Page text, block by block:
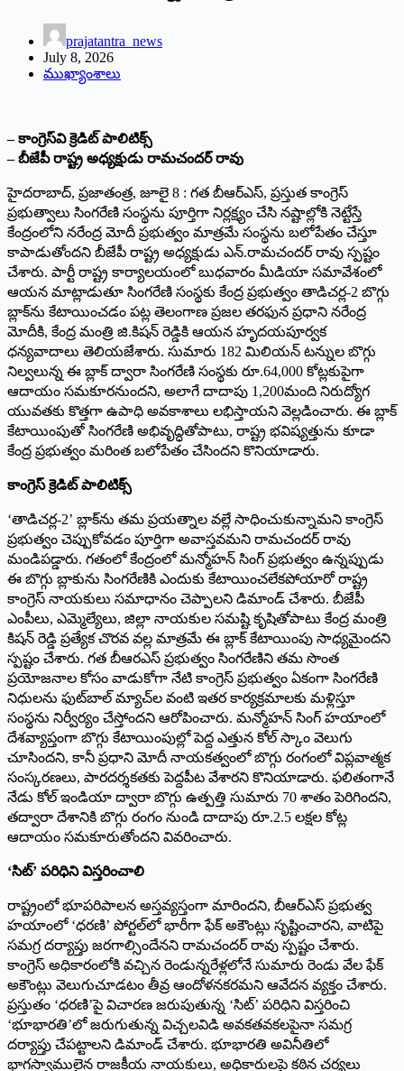
prajatantra_news
July 8, 2026
ముఖ్యాంశాలు
– కాంగ్రెస్‌వి క్రెడిట్ పాలిటిక్స్
– బీజేపీ రాష్ట్ర అధ్యక్షుడు రామచందర్ రావు
హైదరాబాద్, ప్రజాతంత్ర, జూలై 8 : గత బీఆర్ఎస్, ప్రస్తుత కాంగ్రెస్
ప్రభుత్వాలు సింగరేణి సంస్థను పూర్తిగా నిర్లక్ష్యం చేసి నష్టాల్లోకి నెట్టేస్తే
కేంద్రంలోని నరేంద్ర మోదీ ప్రభుత్వం మాత్రమే సంస్థను బలోపేతం చేస్తూ
కాపాడుతోందని బీజేపీ రాష్ట్ర అధ్యక్షుడు ఎన్.రామచందర్ రావు స్పష్టం
చేశారు. పార్టీ రాష్ట్ర కార్యాలయంలో బుధవారం మీడియా సమావేశంలో
ఆయన మాట్లాడుతూ సింగరేణి సంస్థకు కేంద్ర ప్రభుత్వం తాడిచర్ల-2 బొగ్గు
బ్లాక్‌ను కేటాయించడం పట్ల తెలంగాణ ప్రజల తరఫున ప్రధాని నరేంద్ర
మోదీకి, కేంద్ర మంత్రి జి.కిషన్ రెడ్డికి ఆయన హృదయపూర్వక
ధన్యవాదాలు తెలియజేశారు. సుమారు 182 మిలియన్ టన్నుల బొగ్గు
నిల్వలున్న ఈ బ్లాక్ ద్వారా సింగరేణి సంస్థకు రూ.64,000 కోట్లకుపైగా
ఆదాయం సమకూరనుందని, అలాగే దాదాపు 1,200మంది నిరుద్యోగ
యువతకు కొత్తగా ఉపాధి అవకాశాలు లభిస్తాయని వెల్లడించారు. ఈ బ్లాక్
కేటాయింపుతో సింగరేణి అభివృద్ధితోపాటు, రాష్ట్ర భవిష్యత్తును కూడా
కేంద్ర ప్రభుత్వం మరింత బలోపేతం చేసిందని కొనియాడారు.
కాంగ్రెస్ క్రెడిట్ పాలిటిక్స్
‘తాడిచర్ల-2’ బ్లాక్‌ను తమ ప్రయత్నాల వల్లే సాధించుకున్నామని కాంగ్రెస్
ప్రభుత్వం చెప్పుకోవడం పూర్తిగా అవాస్తవమని రామచందర్ రావు
మండిపడ్డారు. గతంలో కేంద్రంలో మన్మోహన్ సింగ్ ప్రభుత్వం ఉన్నప్పుడు
ఈ బొగ్గు బ్లాకును సింగరేణికి ఎందుకు కేటాయించలేకపోయారో రాష్ట్ర
కాంగ్రెస్ నాయకులు సమాధానం చెప్పాలని డిమాండ్ చేశారు. బీజేపీ
ఎంపీలు, ఎమ్మెల్యేలు, జిల్లా నాయకుల సమష్టి కృషితోపాటు కేంద్ర మంత్రి
కిషన్ రెడ్డి ప్రత్యేక చొరవ వల్ల మాత్రమే ఈ బ్లాక్ కేటాయింపు సాధ్యమైందని
స్పష్టం చేశారు. గత బీఆరఎస్ ప్రభుత్వం సింగరేణిని తమ సొంత
ప్రయోజనాల కోసం వాడుకోగా నేటి కాంగ్రెస్ ప్రభుత్వం ఏకంగా సింగరేణి
నిధులను ఫుట్‌బాల్ మ్యాచ్‌ల వంటి ఇతర కార్యక్రమాలకు మళ్లిస్తూ
సంస్థను నిర్వీర్యం చేస్తోందని ఆరోపించారు. మన్మోహన్ సింగ్ హయాంలో
దేశవ్యాప్తంగా బొగ్గు కేటాయింపుల్లో పెద్ద ఎత్తున కోల్ స్కాం వెలుగు
చూసిందని, కానీ ప్రధాని మోదీ నాయకత్వంలో బొగ్గు రంగంలో విప్లవాత్మక
సంస్కరణలు, పారదర్శకతకు పెద్దపీట వేశారని కొనియాడారు. ఫలితంగానే
నేడు కోల్ ఇండియా ద్వారా బొగ్గు ఉత్పత్తి సుమారు 70 శాతం పెరిగిందని,
తద్వారా దేశానికి బొగ్గు రంగం నుండి దాదాపు రూ.2.5 లక్షల కోట్ల
ఆదాయం సమకూరుతోందని వివరించారు.
‘సిట్‌’ పరిధిని విస్తరించాలి
రాష్ట్రంలో భూపరిపాలన అస్తవ్యస్తంగా మారిందని, బీఆర్ఎస్ ప్రభుత్వ
హయాంలో ‘ధరణి’ పోర్టల్‌లో భారీగా ఫేక్ అకౌంట్లు సృష్టించారని, వాటిపై
సమగ్ర దర్యాప్తు జరగాల్సిందేనని రామచందర్ రావు స్పష్టం చేశారు.
కాంగ్రెస్ అధికారంలోకి వచ్చిన రెండున్నరేళ్లలోనే సుమారు రెండు వేల ఫేక్
అకౌంట్లు వెలుగుచూడటం తీవ్ర ఆందోళనకరమని ఆవేదన వ్యక్తం చేశారు.
ప్రస్తుతం ‘ధరణి’పై విచారణ జరుపుతున్న ‘సిట్‌’ పరిధిని విస్తరించి
‘భూభారతి’లో జరుగుతున్న విచ్చలవిడి అవకతవకలపైనా సమగ్ర
దర్యాప్తు చేపట్టాలని డిమాండ్ చేశారు. భూభారతి అవినీతిలో
భాగస్వాములైన రాజకీయ నాయకులు, అధికారులపై కఠిన చర్యలు